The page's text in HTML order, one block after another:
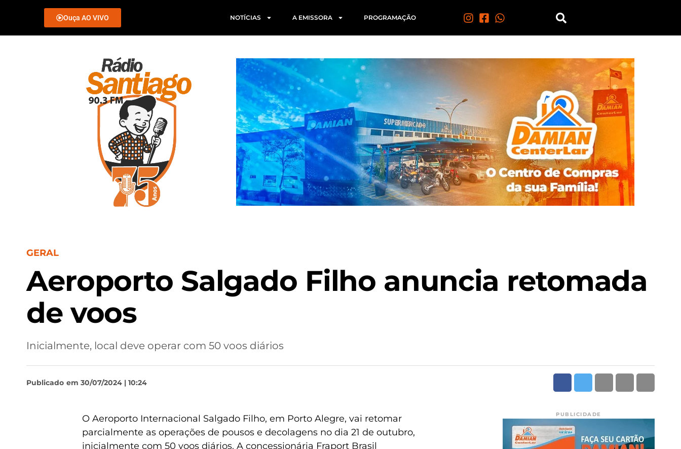
Ouça AO VIVO NOTÍCIAS A EMISSORA PROGRAMAÇÃO
GERAL
Aeroporto Salgado Filho anuncia retomada
de voos
Inicialmente, local deve operar com 50 voos diários
Publicado em 30/07/2024 | 10:24
O Aeroporto Internacional Salgado Filho, em Porto Alegre, vai retomar
parcialmente as operações de pousos e decolagens no dia 21 de outubro,
inicialmente com 50 voos diários. A concessionária Fraport Brasil
PUBLICIDADE